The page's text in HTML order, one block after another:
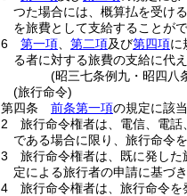
つた場合には、概算払を受け
を旅費として支給することがで
6
第一項 第二項及び第四項に
る者に対する旅費の支給に代
(昭三七条例九・昭四八
(旅行命令)
第四条
前条第一項の規定に該
2
旅行命令権者は、電信、電
である場合に限り、旅行命令
3
旅行命令権者は、既に発した
定による旅行者の申請に基づ
4
旅行命令権者は、旅行命令